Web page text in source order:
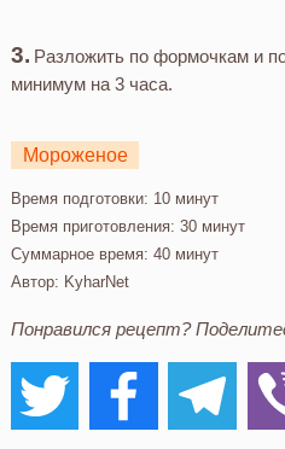
Разложить по формочкам и
минимум на 3 часа.
Мороженое
Время подготовки: 10 минут
Время приготовления: 30 минут
Суммарное время: 40 минут
Автор: KyharNet
Понравился рецепт?